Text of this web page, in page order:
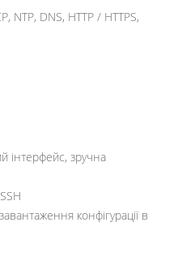
NTP, DNS, HTTP / HTTPS,
інтерфейс, зручна
конфігурації в